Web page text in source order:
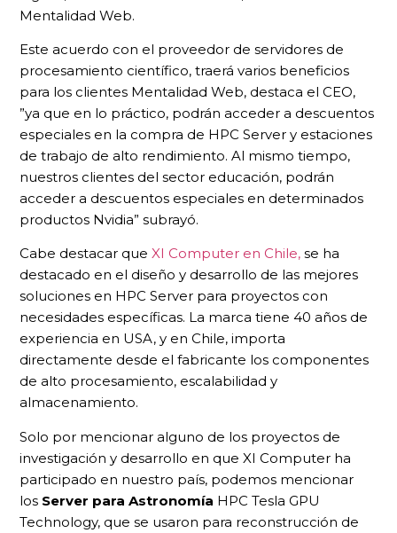
Mentalidad Web.
Este acuerdo con el proveedor de servidores de
procesamiento científico, traerá varios beneficios
para los clientes Mentalidad Web, destaca el CEO,
”ya que en lo práctico, podrán acceder a descuentos
especiales en la compra de HPC Server y estaciones
de trabajo de alto rendimiento. Al mismo tiempo,
nuestros clientes del sector educación, podrán
acceder a descuentos especiales en determinados
productos Nvidia” subrayó.
Cabe destacar que XI Computer en Chile, se ha
destacado en el diseño y desarrollo de las mejores
soluciones en HPC Server para proyectos con
necesidades específicas. La marca tiene 40 años de
experiencia en USA, y en Chile, importa
directamente desde el fabricante los componentes
de alto procesamiento, escalabilidad y
almacenamiento.
Solo por mencionar alguno de los proyectos de
investigación y desarrollo en que XI Computer ha
participado en nuestro país, podemos mencionar
los Server para Astronomía HPC Tesla GPU
Technology, que se usaron para reconstrucción de